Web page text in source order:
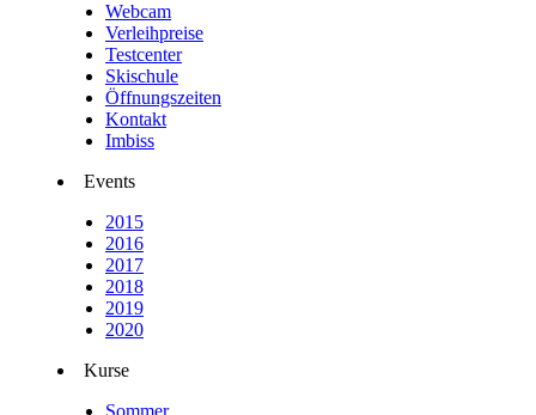
Webcam
Verleihpreise
Testcenter
Skischule
Öffnungszeiten
Kontakt
Imbiss
Events
2015
2016
2017
2018
2019
2020
Kurse
Sommer